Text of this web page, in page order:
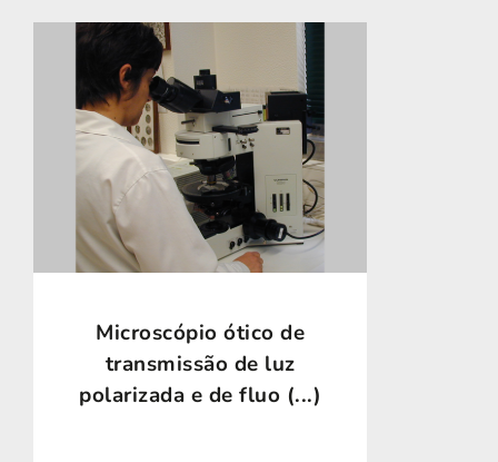
Microscópio ótico de
transmissão de luz
polarizada e de fluo (...)